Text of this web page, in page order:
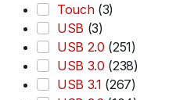
Touch (3)
USB (3)
USB 2.0 (251)
USB 3.0 (238)
USB 3.1 (267)